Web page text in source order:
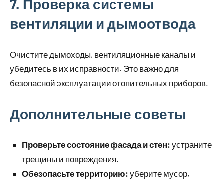
7. Проверка системы
вентиляции и дымоотвода
Очистите дымоходы, вентиляционные каналы и
убедитесь в их исправности. Это важно для
безопасной эксплуатации отопительных приборов.
Дополнительные советы
Проверьте состояние фасада и стен: устраните
трещины и повреждения.
Обезопасьте территорию: уберите мусор,